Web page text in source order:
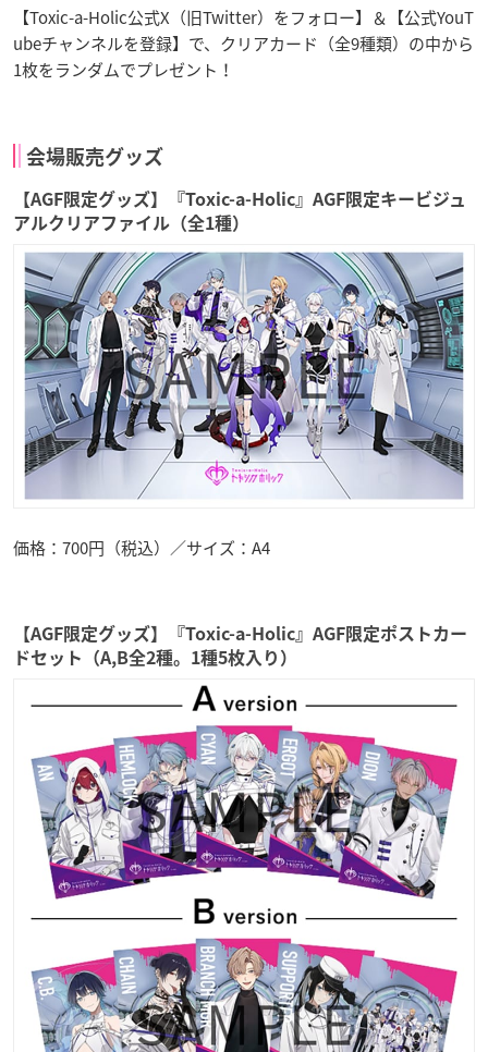
【Toxic-a-Holic公式X（旧Twitter）をフォロー】＆【公式YouT
ubeチャンネルを登録】で、クリアカード（全9種類）の中から
1枚をランダムでプレゼント！
会場販売グッズ
【AGF限定グッズ】『Toxic-a-Holic』AGF限定キービジュ
アルクリアファイル（全1種）
価格：700円（税込）／サイズ：A4
【AGF限定グッズ】『Toxic-a-Holic』AGF限定ポストカー
ドセット（A,B全2種。1種5枚入り）